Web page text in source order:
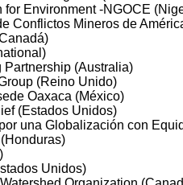
for Environment -NGOCE
Conflictos Mineros de
Partnership (Australia)
(Reino Unido)
Oaxaca (México)
(Estados Unidos)
una Globalización con
Unidos)